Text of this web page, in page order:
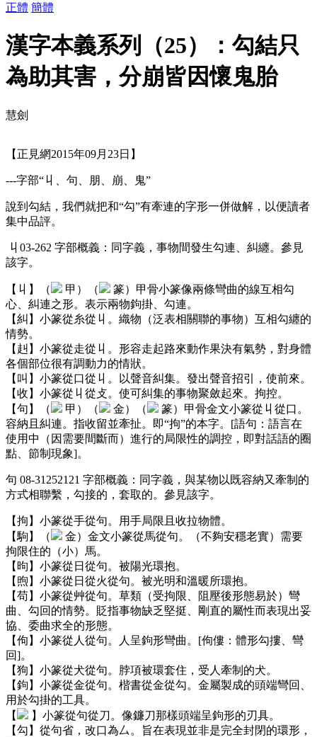
正體 簡體
漢字本義系列（25）：勾結只
為助其害，分崩皆因懷鬼胎
慧劍
【正見網2015年09月23日】
---字部“丩、句、朋、崩、鬼”
說到勾結，我們就把和“勾”有牽連的字形一併做解，以便讀者
集中品評。
丩03-262 字部概義：同字義，事物間發生勾連、糾纏。參見
該字。
【丩】（ 甲）（
篆）甲骨小篆像兩條彎曲的線互相勾
心、糾連之形。表示兩物鉤掛、勾連。
【糾】小篆從糸從丩。織物（泛表相關聯的事物）互相勾纏的
情勢。
【赳】小篆從走從丩。形容走起路來動作果決有氣勢，對身體
各個部位很有調動力的情狀。
【叫】小篆從口從丩。以聲音糾集。發出聲音招引，使前來。
【收】小篆從丩從攴。使可糾集的事物聚斂起來。拘控。
【句】（
甲）（ 金）（
篆）甲骨金文小篆從丩從口。
容納且糾連。指收留並牽扯。即“拘”的本字。[語句：語言在
使用中（因需要間斷而）進行的局限性的調控，即對話語的圈
點、節制現象]。
句 08-31252121 字部概義：同字義，與某物以既容納又牽制的
方式相聯繫，勾接的，套取的。參見該字。
【拘】小篆從手從句。用手局限且收拉物體。
【駒】（
金）金文小篆從馬從句。（不夠安穩老實）需要
拘限住的（小）馬。
【昫】小篆從日從句。被陽光環抱。
【煦】小篆從日從火從句。被光明和溫暖所環抱。
【苟】小篆從艸從句。草類（受拘限、阻壓後形態易於）彎
曲、勾回的情勢。貶指事物缺乏堅挺、剛直的屬性而表現出妥
協、委曲求全的形態。
【佝】小篆從人從句。人呈鉤形彎曲。[佝僂：體形勾摟、彎
回]。
【狗】小篆從犬從句。脖項被環套住，受人牽制的犬。
【鉤】小篆從金從句。楷書從金從勾。金屬製成的頭端彎回、
用於勾掛的工具。
【
】小篆從句從刀。像鐮刀那樣頭端呈鉤形的刃具。
【勾】從句省，改口為厶。旨在表現並非是完全封閉的環形，